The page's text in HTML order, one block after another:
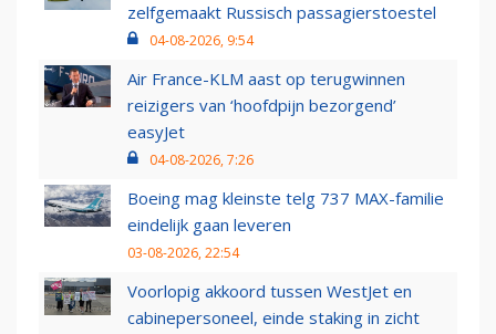
zelfgemaakt Russisch passagierstoestel
04-08-2026, 9:54
Air France-KLM aast op terugwinnen
reizigers van ‘hoofdpijn bezorgend’
easyJet
04-08-2026, 7:26
Boeing mag kleinste telg 737 MAX-familie
eindelijk gaan leveren
03-08-2026, 22:54
Voorlopig akkoord tussen WestJet en
cabinepersoneel, einde staking in zicht